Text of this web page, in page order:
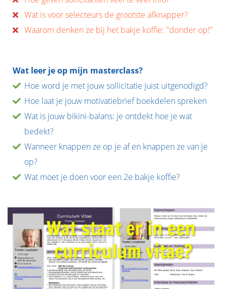
Wat is voor selecteurs de grootste afknapper?
Waarom denken ze bij het bakje koffie: "donder op!"
Wat leer je op mijn masterclass?
Hoe word je met jouw sollicitatie juist uitgenodigd?
Hoe laat je jouw motivatiebrief boekdelen spreken
Wat is jouw bikini-balans: je ontdekt hoe je wat
bedekt?
Wanneer knappen ze op je af en knappen ze van je
op?
Wat moet je doen voor een 2e bakje koffie?